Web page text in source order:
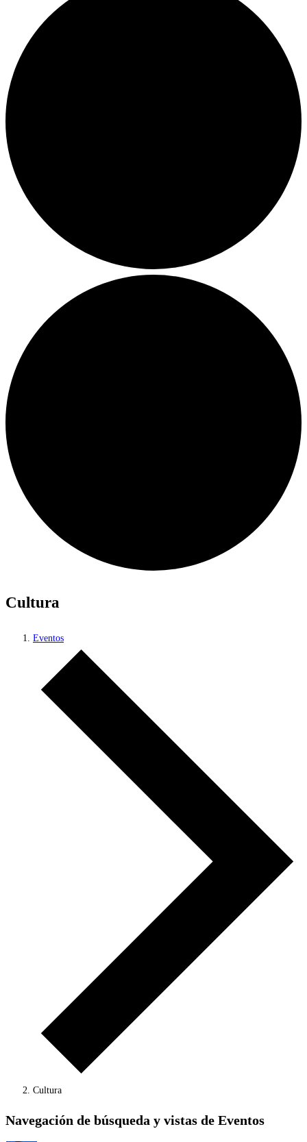
Cultura
Eventos
Cultura
Eventos
Navegación de búsqueda y vistas de Eventos